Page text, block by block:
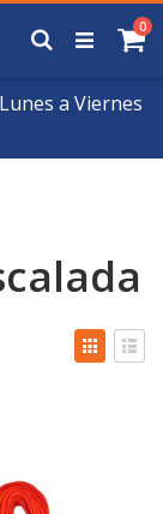
a Viernes
0
Buscar
Ver
como